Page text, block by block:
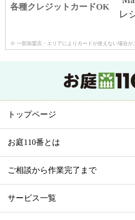
各種クレジットカードOK
※ 一部加盟店・エリアによりカードが使えない場合が
トップページ
お庭110番とは
ご相談から作業完了まで
サービス一覧